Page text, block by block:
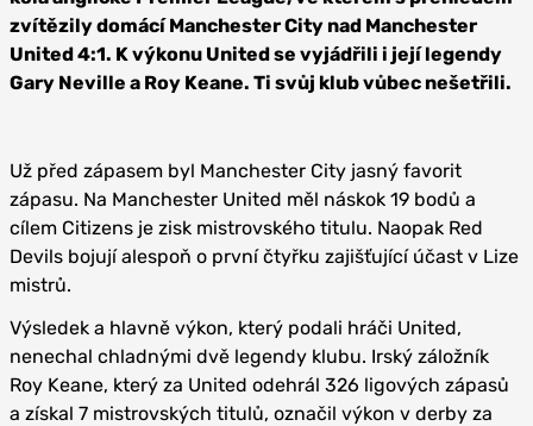
zvítězily domácí Manchester City nad Manchester
United 4:1. K výkonu United se vyjádřili i její legendy
Gary Neville a Roy Keane. Ti svůj klub vůbec nešetřili.
Už před zápasem byl Manchester City jasný favorit
zápasu. Na Manchester United měl náskok 19 bodů a
cílem Citizens je zisk mistrovského titulu. Naopak Red
Devils bojují alespoň o první čtyřku zajišťující účast v Lize
mistrů.
Výsledek a hlavně výkon, který podali hráči United,
nenechal chladnými dvě legendy klubu. Irský záložník
Roy Keane, který za United odehrál 326 ligových zápasů
a získal 7 mistrovských titulů, označil výkon v derby za